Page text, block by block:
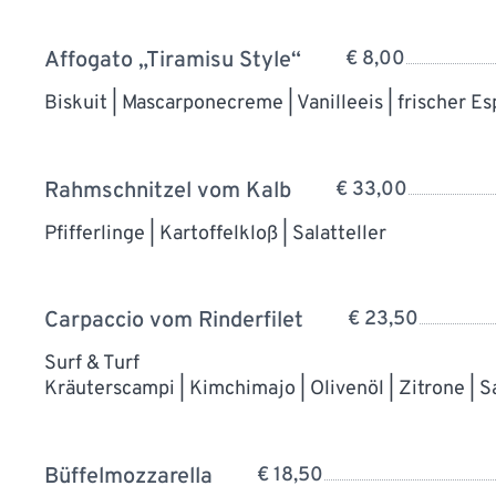
Affogato „Tiramisu Style“
€ 8,00
Biskuit | Mascarponecreme | Vanilleeis | frischer
Rahmschnitzel vom Kalb
€ 33,00
Pfifferlinge | Kartoffelkloß | Salatteller
Carpaccio vom Rinderfilet
€ 23,50
Surf & Turf
Kräuterscampi | Kimchimajo | Olivenöl | Zitrone |
Büffelmozzarella € 18,50